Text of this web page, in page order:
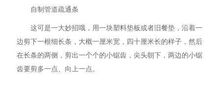
自制管道疏通条
这可是一大妙招哦，用一块塑料垫板或者旧餐垫，沿着一
边剪下一根细长条，大概一厘米宽，四十厘米长的样子，然后
在长条的两侧，剪出一个个的小锯齿，尖头朝下，两边的小锯
齿要剪多一点、向上一点。